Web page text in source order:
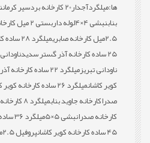
ها:میلگردآجدار20 کارخانه بردسیر کرمان
بنابنبشی 4×4 لوله داربستی 2 میل کارخانه صابری
2.5میل کارخانه صابری
میلگرد 28 ساده کارخانه آذر گستر سدید
25 ساده کارخانه آذر گستر سدید
ناودانی 14 میل کارخانه تبریز
ناودانی تبریزمیلگرد 22 ساده کارخانه آذر گستر سدید
کویر کاشانمیلگرد 26 ساده کارخانه کویر کاشان
صدراکارخانه جاوید بنابمیلگرد 8 کارخانه سیرجان
کارخانه صدرانبشی 5×5 میلگرد 36 ساده کارخانه کویر کاشان
45 ساده کارخانه کویر کاشان
پروفیل 2.5میل کارخانه صدرا